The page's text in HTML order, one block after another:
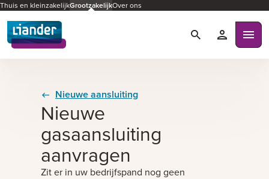
Thuis en kleinzakelijkGrootzakelijkOver ons
ZoekenMijn
Nieuwe aansluiting
Nieuwe
gasaansluiting
aanvragen
Zit er in uw bedrijfspand nog geen